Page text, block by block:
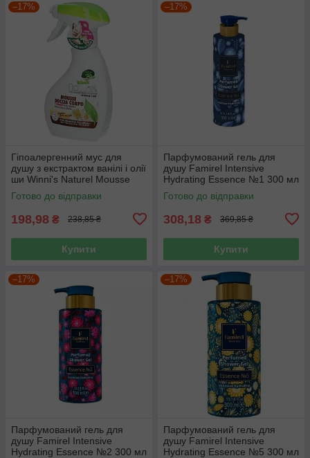
–17%
Гіпоалергенний мус для
душу з екстрактом ванілі і олії
ши Winni's Naturel Mousse
Doccia Vaniglia 250 ml
Готово до відправки
198,98 ₴ 238,85 ₴
Купити
–17%
Парфумований гель для
душу Famirel Intensive
Hydrating Essence №1 300 мл
Готово до відправки
308,18 ₴ 369,85 ₴
Купити
–17%
Парфумований гель для
душу Famirel Intensive
Hydrating Essence №2 300 мл
–17%
Парфумований гель для
душу Famirel Intensive
Hydrating Essence №5 300 мл